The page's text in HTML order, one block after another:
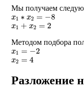
Мы получаем
x1∗x2=−8
x1 + x2 =2
Методом подбора
x1=−2
x2 =4
Разложение